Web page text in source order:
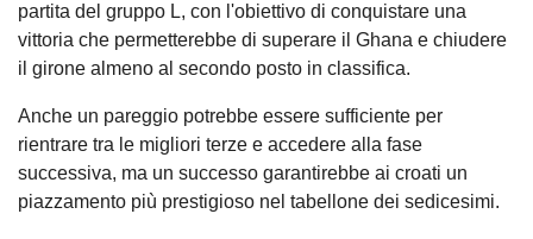
partita del gruppo L, con l'obiettivo di conquistare una
vittoria che permetterebbe di superare il Ghana e chiudere
il girone almeno al secondo posto in classifica.
Anche un pareggio potrebbe essere sufficiente per
rientrare tra le migliori terze e accedere alla fase
successiva, ma un successo garantirebbe ai croati un
piazzamento più prestigioso nel tabellone dei sedicesimi.